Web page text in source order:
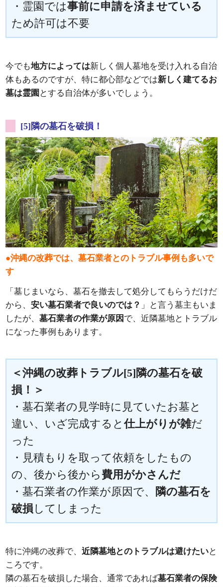
・霊園では事前に申請を済ませている
ため許可は不要
今でも地方によっては新しく個人墓地を受け入れる自治
体もあるのですが、特に都心部などでは新しく建てるお
墓は霊園 とする自治体が多いでしょう。
[5]隣の墓石を破損！
●沖縄の改葬では、墓石業者とのトラブル事例も多いで
す
「墓じまいなら、墓石を撤去して処分してもらうだけだ
から、安い墓石業者で良いのでは？ 」と言う墓主もいま
したが、墓石業者の作業が原因 で、近隣墓地とトラブル
になった事例もあります。
＜沖縄の改葬トラブル[5]隣の墓石を破
損！＞
・墓石業者の見学時に見ていたお墓と
違い、いざ完成すると仕上がりが雑だ
った
・見積もりを取って依頼をしたもの
の、後から後から費用がかさんだ
・墓石業者の作業が原因で、
隣の墓石を
破損 してしまった
特に沖縄の改葬で、近隣墓地とのトラブルは避けたいと
ころです。
隣の墓石を破損した場合、通常であれば墓石業者の保険